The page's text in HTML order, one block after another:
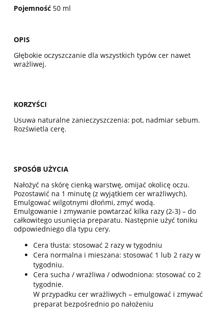
Pojemność 50 ml
OPIS
Głębokie oczyszczanie dla wszystkich typów cer nawet
wrażliwej.
KORZYŚCI
Usuwa naturalne zanieczyszczenia: pot, nadmiar sebum.
Rozświetla cerę.
SPOSÓB UŻYCIA
Nałożyć na skórę cienką warstwę, omijać okolicę oczu.
Pozostawić na 1 minutę (z wyjątkiem cer wrażliwych).
Emulgować wilgotnymi dłońmi, zmyć wodą.
Emulgowanie i zmywanie powtarzać kilka razy (2-3) – do
całkowitego usunięcia preparatu. Następnie użyć toniku
odpowiedniego dla typu cery.
Cera tłusta: stosować 2 razy w tygodniu
Cera normalna i mieszana: stosować 1 lub 2 razy w
tygodniu.
Cera sucha / wrażliwa / odwodniona: stosować co 2
tygodnie.
W przypadku cer wrażliwych – emulgować i zmywać
preparat bezpośrednio po nałożeniu